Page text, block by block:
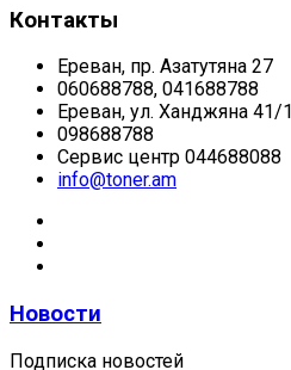
Контакты
Ереван, пр. Азатутяна 27
060688788, 041688788
Ереван, ул. Ханджяна 41/1
098688788
Сервис центр 044688088
info@toner.am
Новости
Подписка новостей